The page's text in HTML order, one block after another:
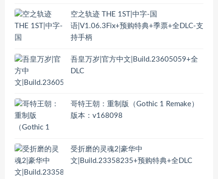
空之轨迹 THE 1ST|中字-国
语|V1.06.3Fix+预购特典+季票+全DLC-支
持手柄
吾皇万岁|官方中文|Build.23605059+全
DLC
哥特王朝：重制版（Gothic 1 Remake）
版本：v168098
受折磨的灵魂2|豪华中
文|Build.23358235+预购特典+全DLC